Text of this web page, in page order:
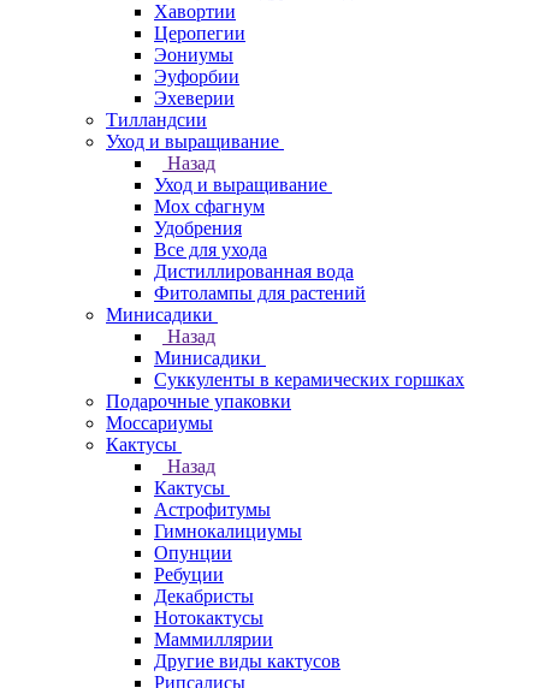
Хавортии
Церопегии
Эониумы
Эуфорбии
Эхеверии
Тилландсии
Уход и выращивание
Назад
Уход и выращивание
Мох сфагнум
Удобрения
Все для ухода
Дистиллированная вода
Фитолампы для растений
Минисадики
Назад
Минисадики
Суккуленты в керамических горшках
Подарочные упаковки
Моссариумы
Кактусы
Назад
Кактусы
Астрофитумы
Гимнокалициумы
Опунции
Ребуции
Декабристы
Нотокактусы
Маммиллярии
Другие виды кактусов
Рипсалисы